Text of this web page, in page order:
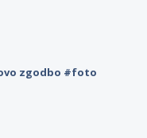
zgodbo #foto